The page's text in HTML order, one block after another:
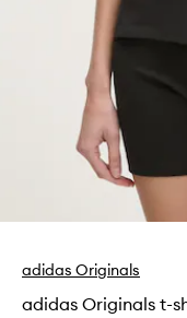
adidas Originals
adidas Originals t-